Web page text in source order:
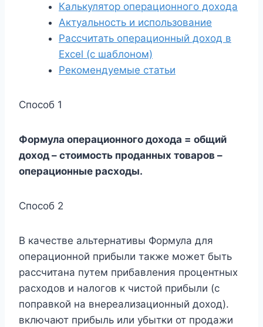
Калькулятор операционного дохода
Актуальность и использование
Рассчитать операционный доход в
Excel (с шаблоном)
Рекомендуемые статьи
Способ 1
Формула операционного дохода = общий
доход – стоимость проданных товаров –
операционные расходы.
Способ 2
В качестве альтернативы Формула для
операционной прибыли также может быть
рассчитана путем прибавления процентных
расходов и налогов к чистой прибыли (с
поправкой на внереализационный доход).
включают прибыль или убытки от продажи